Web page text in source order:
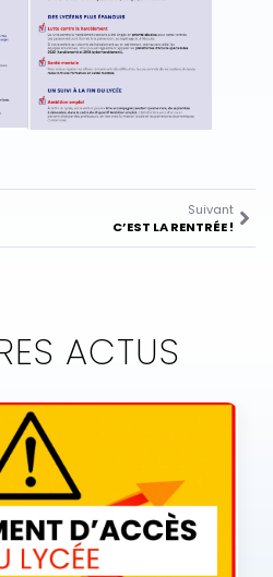
Suivant
C’EST LA RENTRÉE !
ACTUS